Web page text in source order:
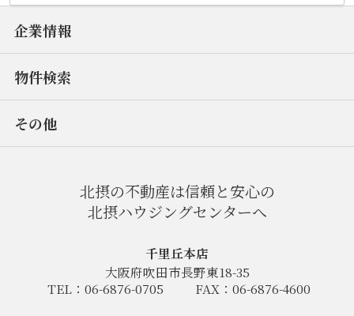
企業情報
物件検索
その他
北摂の不動産は信頼と安心の
北摂ハウジングセンターへ
千里丘本店
大阪府吹田市長野東18-35
TEL：06-6876-0705
FAX：06-6876-4600